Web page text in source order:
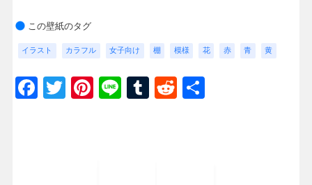
この壁紙のタグ
イラスト カラフル 女子向け 棚 模様 花 赤 青 黄
Facebook
Twitter
Pinterest
LineTumblr
Reddit